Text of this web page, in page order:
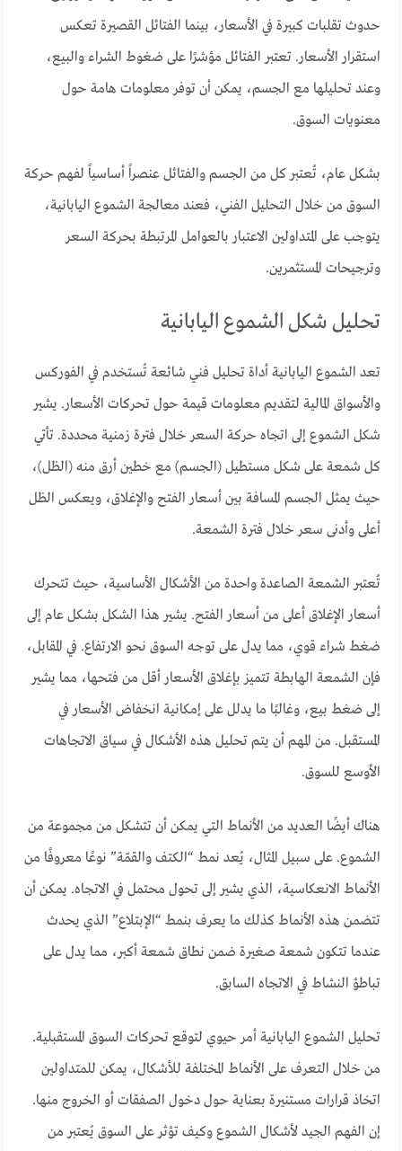
حدوث تقلبات كبيرة في الأسعار، بينما الفتائل القصيرة تعكس
استقرار الأسعار. تعتبر الفتائل مؤشرًا على ضغوط الشراء والبيع،
وعند تحليلها مع الجسم، يمكن أن توفر معلومات هامة حول
معنويات السوق.
بشكل عام، تُعتبر كل من الجسم والفتائل عنصراً أساسياً لفهم حركة
السوق من خلال التحليل الفني، فعند معالجة الشموع اليابانية،
يتوجب على المتداولين الاعتبار بالعوامل المرتبطة بحركة السعر
وترجيحات المستثمرين.
تحليل شكل الشموع اليابانية
تعد الشموع اليابانية أداة تحليل فني شائعة تُستخدم في الفوركس
والأسواق المالية لتقديم معلومات قيمة حول تحركات الأسعار. يشير
شكل الشموع إلى اتجاه حركة السعر خلال فترة زمنية محددة. تأتي
كل شمعة على شكل مستطيل (الجسم) مع خطين أرق منه (الظل)،
حيث يمثل الجسم المسافة بين أسعار الفتح والإغلاق، ويعكس الظل
أعلى وأدنى سعر خلال فترة الشمعة.
تُعتبر الشمعة الصاعدة واحدة من الأشكال الأساسية، حيث تتحرك
أسعار الإغلاق أعلى من أسعار الفتح. يشير هذا الشكل بشكل عام إلى
ضغط شراء قوي، مما يدل على توجه السوق نحو الارتفاع. في المقابل،
فإن الشمعة الهابطة تتميز بإغلاق الأسعار أقل من فتحها، مما يشير
إلى ضغط بيع، وغالبًا ما يدلل على إمكانية انخفاض الأسعار في
المستقبل. من المهم أن يتم تحليل هذه الأشكال في سياق الاتجاهات
الأوسع للسوق.
هناك أيضًا العديد من الأنماط التي يمكن أن تتشكل من مجموعة من
الشموع. على سبيل المثال، يُعد نمط “الكتف والقمّة” نوعًا معروفًا من
الأنماط الانعكاسية، الذي يشير إلى تحول محتمل في الاتجاه. يمكن أن
تتضمن هذه الأنماط كذلك ما يعرف بنمط “الإبتلاع” الذي يحدث
عندما تتكون شمعة صغيرة ضمن نطاق شمعة أكبر، مما يدل على
تباطؤ النشاط في الاتجاه السابق.
تحليل الشموع اليابانية أمر حيوي لتوقع تحركات السوق المستقبلية.
من خلال التعرف على الأنماط المختلفة للأشكال، يمكن للمتداولين
اتخاذ قرارات مستنيرة بعناية حول دخول الصفقات أو الخروج منها.
إن الفهم الجيد لأشكال الشموع وكيف تؤثر على السوق يُعتبر من